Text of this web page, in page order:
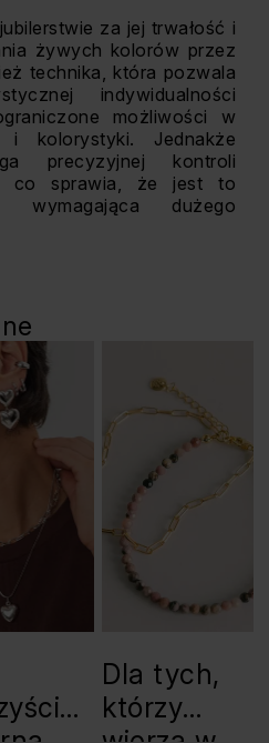
za jej trwałość i
żywych kolorów przez
technika, która pozwala
indywidualności
możliwości w
i kolorystyki. Jednakże
precyzyjnej kontroli
co sprawia, że jest to
dużego
Dla tych,
którzy